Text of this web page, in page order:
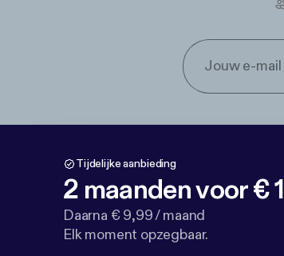
Tijdelijke aanbieding
2 maanden voor € 1
Daarna € 9,99 / maand
Elk moment opzegbaar.